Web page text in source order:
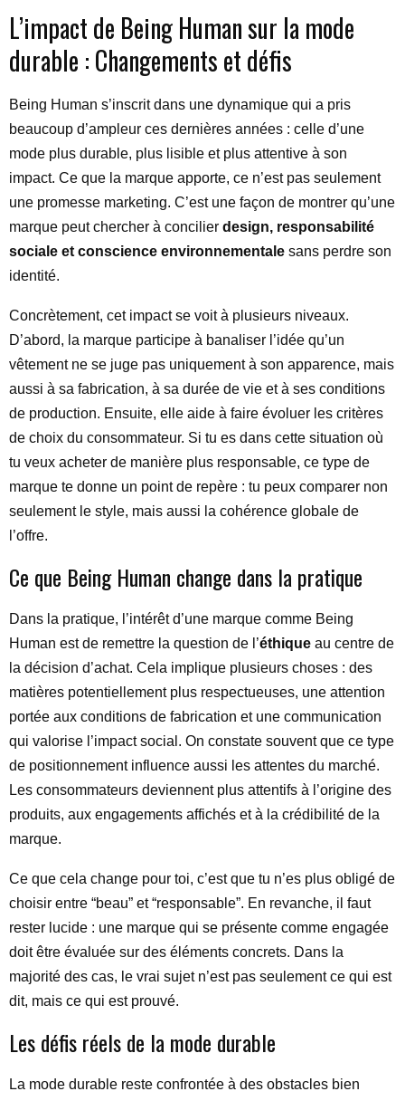
L’impact de Being Human sur la mode
durable : Changements et défis
Being Human s’inscrit dans une dynamique qui a pris
beaucoup d’ampleur ces dernières années : celle d’une
mode plus durable, plus lisible et plus attentive à son
impact. Ce que la marque apporte, ce n’est pas seulement
une promesse marketing. C’est une façon de montrer qu’une
marque peut chercher à concilier design, responsabilité
sociale et conscience environnementale sans perdre son
identité.
Concrètement, cet impact se voit à plusieurs niveaux.
D’abord, la marque participe à banaliser l’idée qu’un
vêtement ne se juge pas uniquement à son apparence, mais
aussi à sa fabrication, à sa durée de vie et à ses conditions
de production. Ensuite, elle aide à faire évoluer les critères
de choix du consommateur. Si tu es dans cette situation où
tu veux acheter de manière plus responsable, ce type de
marque te donne un point de repère : tu peux comparer non
seulement le style, mais aussi la cohérence globale de
l’offre.
Ce que Being Human change dans la pratique
Dans la pratique, l’intérêt d’une marque comme Being
Human est de remettre la question de l’éthique au centre de
la décision d’achat. Cela implique plusieurs choses : des
matières potentiellement plus respectueuses, une attention
portée aux conditions de fabrication et une communication
qui valorise l’impact social. On constate souvent que ce type
de positionnement influence aussi les attentes du marché.
Les consommateurs deviennent plus attentifs à l’origine des
produits, aux engagements affichés et à la crédibilité de la
marque.
Ce que cela change pour toi, c’est que tu n’es plus obligé de
choisir entre “beau” et “responsable”. En revanche, il faut
rester lucide : une marque qui se présente comme engagée
doit être évaluée sur des éléments concrets. Dans la
majorité des cas, le vrai sujet n’est pas seulement ce qui est
dit, mais ce qui est prouvé.
Les défis réels de la mode durable
La mode durable reste confrontée à des obstacles bien